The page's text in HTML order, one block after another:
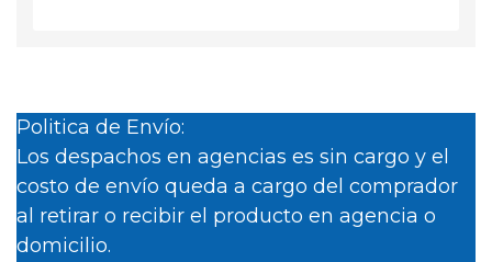
Politica de Envío:
Los despachos en agencias es sin cargo y el
costo de envío queda a cargo del comprador
al retirar o recibir el producto en agencia o
domicilio.